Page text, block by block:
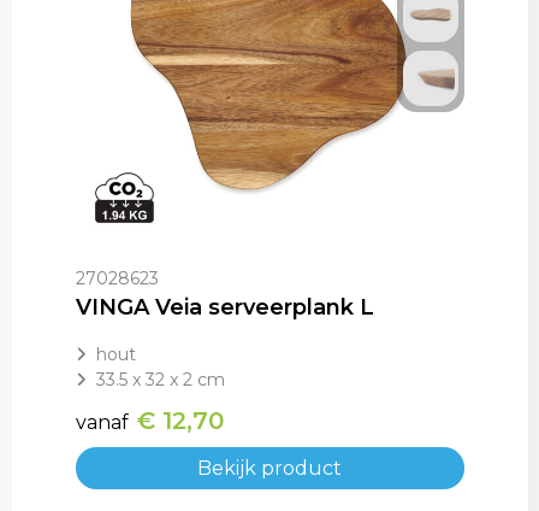
27028623
VINGA Veia serveerplank L
hout
33.5 x 32 x 2 cm
vanaf € 12,70
Bekijk product